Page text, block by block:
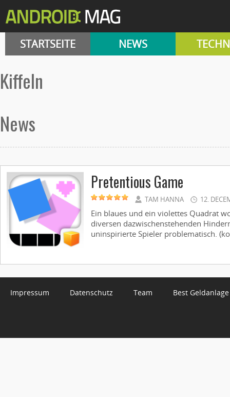
STARTSEITE NEWS
kiffeln
News
Pretentious Game
TAM HANNA 12.
Ein blaues und ein violettes Quadrat
diversen dazwischenstehenden
uninspirierte Spieler problematisch.
Impressum Datenschutz Team Best Geldanlage